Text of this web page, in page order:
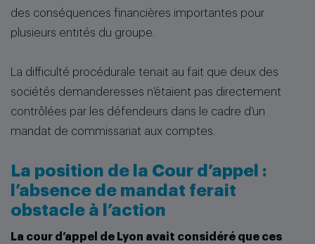
des conséquences financières importantes pour
plusieurs entités du groupe.
La difficulté procédurale tenait au fait que deux des
sociétés demanderesses n’étaient pas directement
contrôlées par les défendeurs dans le cadre d’un
mandat de commissariat aux comptes.
La position de la Cour d’appel :
l’absence de mandat ferait
obstacle à l’action
La cour d’appel de Lyon avait considéré que ces